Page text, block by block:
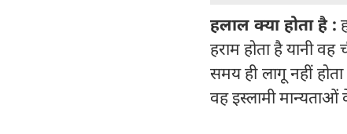
हलाल क्या होता है :
हराम होता है यानी
समय ही लागू नहीं
वह इस्लामी